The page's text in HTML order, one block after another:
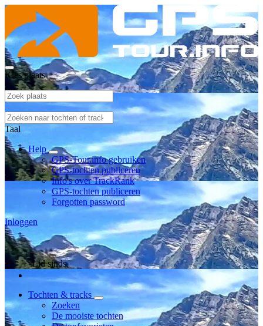
Kies plaats
Taal
Help
GPS-Tour.info gebruiken
GPS-tochten publiceren
Info's over TrackRank
GPS-tochten publiceren
Forgotten password
Inloggen
Lid sinds
Tochten & tracks
Zoeken
De mooiste tochten